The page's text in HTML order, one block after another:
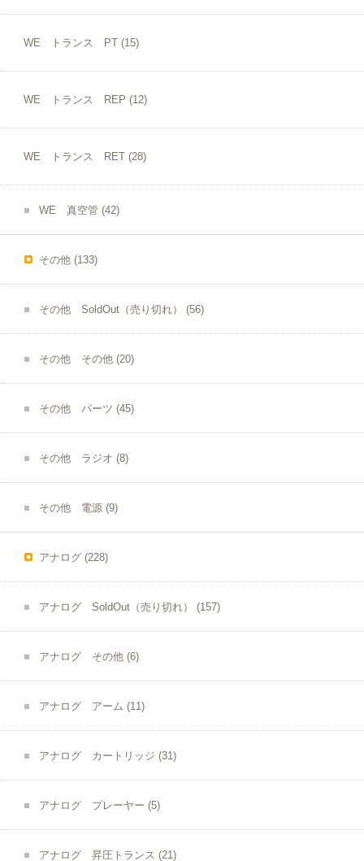
WE トランス PT (15)
WE トランス REP (12)
WE トランス RET (28)
WE 真空管 (42)
その他 (133)
その他 SoldOut（売り切れ） (56)
その他 その他 (20)
その他 パーツ (45)
その他 ラジオ (8)
その他 電源 (9)
アナログ (228)
アナログ SoldOut（売り切れ） (157)
アナログ その他 (6)
アナログ アーム (11)
アナログ カートリッジ (31)
アナログ プレーヤー (5)
アナログ 昇圧トランス (21)